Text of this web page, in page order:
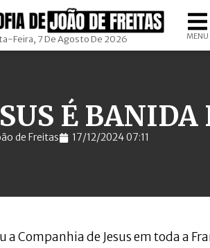
Feira, 7 De Agosto De 2026 MENU
É BANIDA
de Freitas 17/12/2024 07:11
a Companhia de Jesus em toda a